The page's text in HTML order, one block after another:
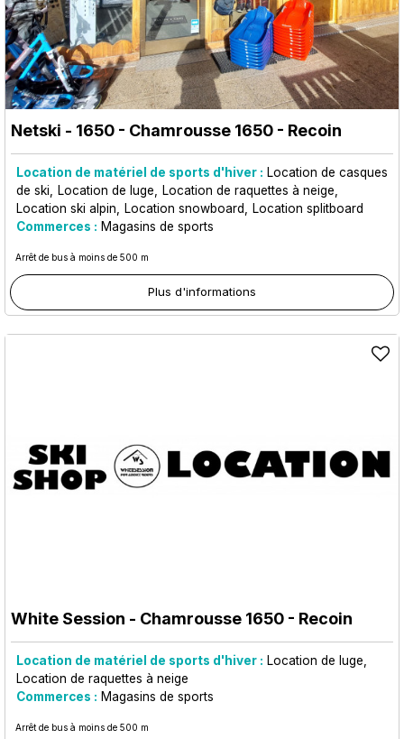
Netski - 1650 - Chamrousse 1650 - Recoin
Location de matériel de sports d'hiver : Location de casques
de ski
Location de luge
Location de raquettes à neige
Location ski alpin
Location snowboard
Location splitboard
Commerces : Magasins de sports
Arrêt de bus à moins de 500 m
Plus d'informations
White Session - Chamrousse 1650 - Recoin
Location de matériel de sports d'hiver : Location de luge
Location de raquettes à neige
Commerces : Magasins de sports
Arrêt de bus à moins de 500 m